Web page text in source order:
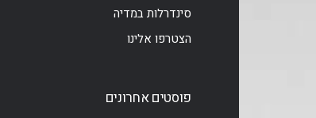
סינדרלות במדיה
הצטרפו אלינו
פוסטים אחרונים